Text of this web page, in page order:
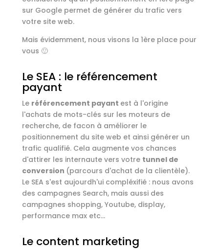
sur Google permet de générer du trafic vers
votre site web.
Mais évidemment, nous visons la 1ère place pour
vous 🙂
Le SEA : le référencement
payant
Le référencement payant est à l'origine
l'achats de mots-clés sur les moteurs de
recherche, de facon à améliorer le
positionnement du site web et ainsi générer un
trafic qualifié. Cela augmente vos chances
d'attirer les internaute vers votre tunnel de
conversion (parcours d'achat de la clientèle).
Le SEA s'est aujourdh'ui compléxifié : nous avons
des campagnes Search, mais aussi des
campagnes shopping, Youtube, display,
performance max etc...
Le content marketing